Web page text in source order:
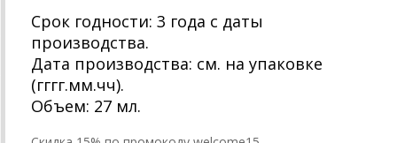
Срок годности: 3 года с даты
производства.
Дата производства: см. на упаковке
(гггг.мм.чч).
Объем: 27 мл.